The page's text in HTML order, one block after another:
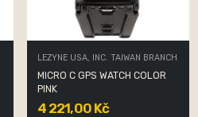
LEZYNE USA, INC. TAIWAN BRANCH
MICRO C GPS WATCH COLOR
PINK
4 221,00 Kč